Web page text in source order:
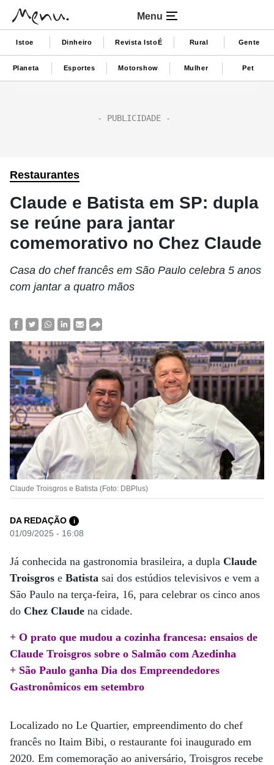
Menu
Istoe Dinheiro Revista IstoÉ Rural Gente
Planeta Esportes Motorshow Mulher Pet
Restaurantes
Claude e Batista em SP: dupla
se reúne para jantar
comemorativo no Chez Claude
Casa do chef francês em São Paulo celebra 5 anos
com jantar a quatro mãos
Claude Troisgros e Batista (Foto: DBPlus)
DA REDAÇÃO i
01/09/2025 - 16:08
Já conhecida na gastronomia brasileira, a dupla Claude
Troisgros e Batista sai dos estúdios televisivos e vem a
São Paulo na terça-feira, 16, para celebrar os cinco anos
do Chez Claude na cidade.
+ O prato que mudou a cozinha francesa: ensaios de
Claude Troisgros sobre o Salmão com Azedinha
+ São Paulo ganha Dia dos Empreendedores
Gastronômicos em setembro
Localizado no Le Quartier, empreendimento do chef
francês no Itaim Bibi, o restaurante foi inaugurado em
2020. Em comemoração ao aniversário, Troisgros recebe